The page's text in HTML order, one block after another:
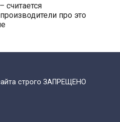
считается
про это
строго ЗАПРЕЩЕНО